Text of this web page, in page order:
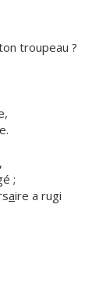
troupeau ?
;
aire a rugi